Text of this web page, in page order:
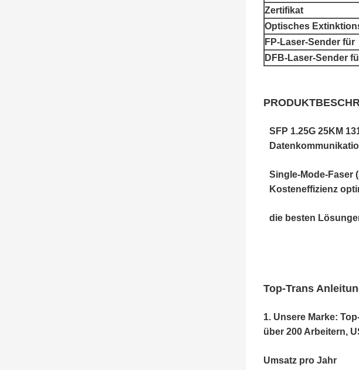
Zertifikat
Optisches
FP-Laser-Sender für
DFB-Laser-Sender
SFP 1.25G 25KM
Single-Mode-Faser
Kosteneffizienz
die besten
Top-Trans
1. Unsere Marke:
über 200 Arbeitern,
Umsatz pro Jahr